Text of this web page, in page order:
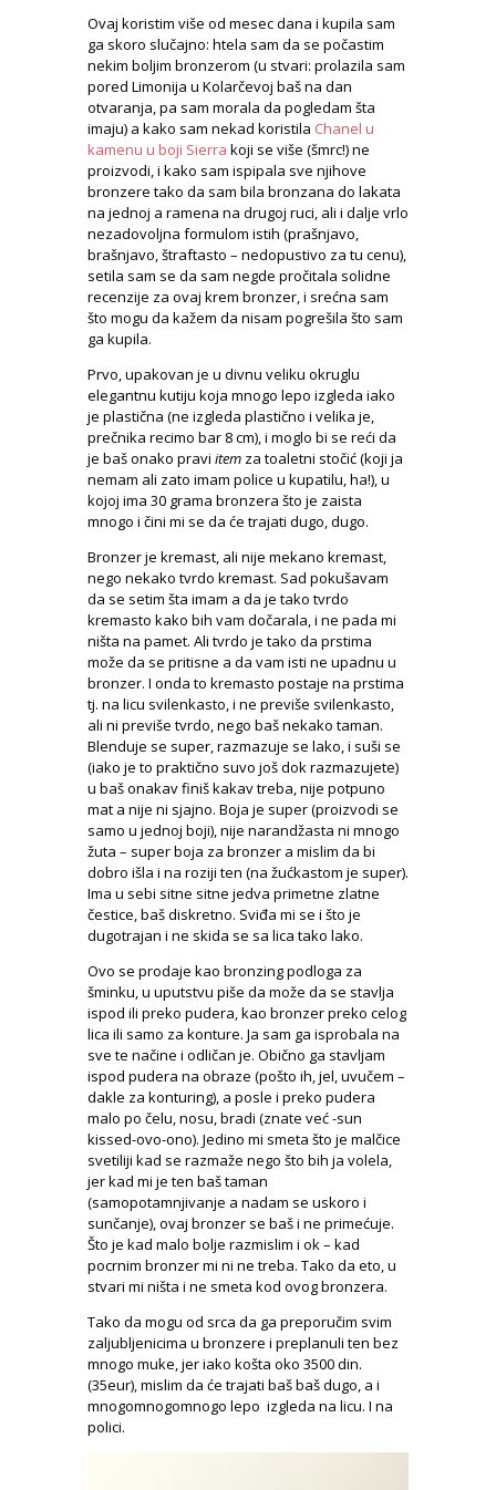
Ovaj koristim više od mesec dana i kupila sam
ga skoro slučajno: htela sam da se počastim
nekim boljim bronzerom (u stvari: prolazila sam
pored Limonija u Kolarčevoj baš na dan
otvaranja, pa sam morala da pogledam šta
imaju) a kako sam nekad koristila Chanel u
kamenu u boji Sierra koji se više (šmrc!) ne
proizvodi, i kako sam ispipala sve njihove
bronzere tako da sam bila bronzana do lakata
na jednoj a ramena na drugoj ruci, ali i dalje vrlo
nezadovoljna formulom istih (prašnjavo,
brašnjavo, štraftasto – nedopustivo za tu cenu),
setila sam se da sam negde pročitala solidne
recenzije za ovaj krem bronzer, i srećna sam
što mogu da kažem da nisam pogrešila što sam
ga kupila.
Prvo, upakovan je u divnu veliku okruglu
elegantnu kutiju koja mnogo lepo izgleda iako
je plastična (ne izgleda plastično i velika je,
prečnika recimo bar 8 cm), i moglo bi se reći da
je baš onako pravi item za toaletni stočić (koji ja
nemam ali zato imam police u kupatilu, ha!), u
kojoj ima 30 grama bronzera što je zaista
mnogo i čini mi se da će trajati dugo, dugo.
Bronzer je kremast, ali nije mekano kremast,
nego nekako tvrdo kremast. Sad pokušavam
da se setim šta imam a da je tako tvrdo
kremasto kako bih vam dočarala, i ne pada mi
ništa na pamet. Ali tvrdo je tako da prstima
može da se pritisne a da vam isti ne upadnu u
bronzer. I onda to kremasto postaje na prstima
tj. na licu svilenkasto, i ne previše svilenkasto,
ali ni previše tvrdo, nego baš nekako taman.
Blenduje se super, razmazuje se lako, i suši se
(iako je to praktično suvo još dok razmazujete)
u baš onakav finiš kakav treba, nije potpuno
mat a nije ni sjajno. Boja je super (proizvodi se
samo u jednoj boji), nije narandžasta ni mnogo
žuta – super boja za bronzer a mislim da bi
dobro išla i na roziji ten (na žućkastom je super).
Ima u sebi sitne sitne jedva primetne zlatne
čestice, baš diskretno. Sviđa mi se i što je
dugotrajan i ne skida se sa lica tako lako.
Ovo se prodaje kao bronzing podloga za
šminku, u uputstvu piše da može da se stavlja
ispod ili preko pudera, kao bronzer preko celog
lica ili samo za konture. Ja sam ga isprobala na
sve te načine i odličan je. Obično ga stavljam
ispod pudera na obraze (pošto ih, jel, uvučem –
dakle za konturing), a posle i preko pudera
malo po čelu, nosu, bradi (znate već -sun
kissed-ovo-ono). Jedino mi smeta što je malčice
svetiliji kad se razmaže nego što bih ja volela,
jer kad mi je ten baš taman
(samopotamnjivanje a nadam se uskoro i
sunčanje), ovaj bronzer se baš i ne primećuje.
Što je kad malo bolje razmislim i ok – kad
pocrnim bronzer mi ni ne treba. Tako da eto, u
stvari mi ništa i ne smeta kod ovog bronzera.
Tako da mogu od srca da ga preporučim svim
zaljubljenicima u bronzere i preplanuli ten bez
mnogo muke, jer iako košta oko 3500 din.
(35eur), mislim da će trajati baš baš dugo, a i
mnogomnogomnogo lepo izgleda na licu. I na
polici.